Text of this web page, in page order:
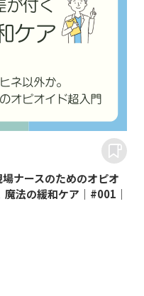
ナースのためのオピオ
法の緩和ケア｜#001｜